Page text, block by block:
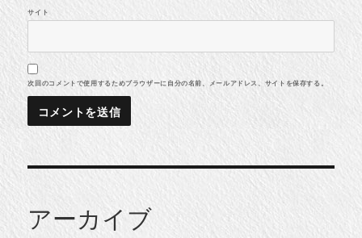
サイト
次回のコメントで使用するためブラウザーに自分の名前、メールアドレス、サイトを保存する。
アーカイブ